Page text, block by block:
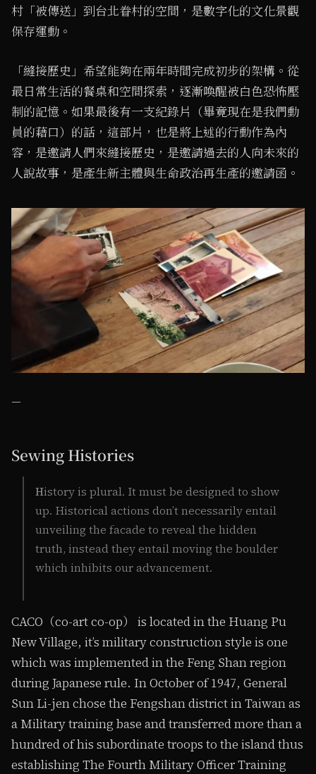
村「被傳送」到台北眷村的空間，是數字化的文化景觀
保存運動。
「縫接歷史」希望能夠在兩年時間完成初步的架構。從
最日常生活的餐桌和空間探索，逐漸喚醒被白色恐怖壓
制的記憶。如果最後有一支紀錄片（畢竟現在是我們動
員的藉口）的話，這部片，也是將上述的行動作為內
容，是邀請人們來縫接歷史，是邀請過去的人向未來的
人說故事，是產生新主體與生命政治再生產的邀請函。
—
Sewing Histories
History is plural. It must be designed to show
up. Historical actions don’t necessarily entail
unveiling the facade to reveal the hidden
truth, instead they entail moving the boulder
which inhibits our advancement.
CACO（co-art co-op） is located in the Huang Pu
New Village, it’s military construction style is one
which was implemented in the Feng Shan region
during Japanese rule. In October of 1947, General
Sun Li-jen chose the Fengshan district in Taiwan as
a Military training base and transferred more than a
hundred of his subordinate troops to the island thus
establishing The Fourth Military Officer Training